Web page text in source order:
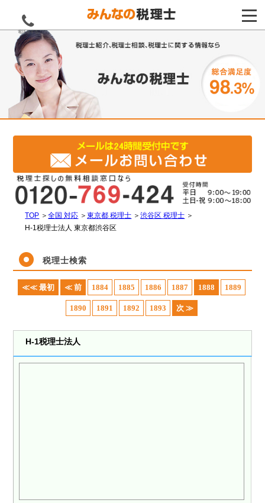
電話をする
TOP ＞全国 対応 ＞東京都 税理士 ＞渋谷区 税理士 ＞
H-1税理士法人 東京都渋谷区
税理士検索
≪≪ 最初 ≪ 前 1884 1885 1886 1887 1888 1889
1890 1891 1892 1893 次 ≫
H-1税理士法人